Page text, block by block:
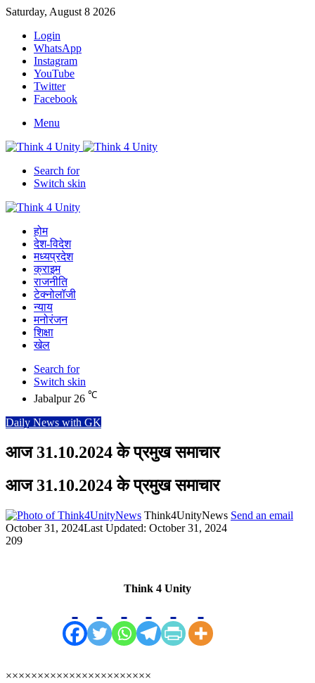
Saturday, August 8 2026
Login
WhatsApp
Instagram
YouTube
Twitter
Facebook
Menu
Search for
Switch skin
होम
देश-विदेश
मध्यप्रदेश
क्राइम
राजनीति
टेक्नोलॉजी
न्याय
मनोरंजन
शिक्षा
खेल
Search for
Switch skin
Jabalpur 26 ℃
Daily News with GK
आज 31.10.2024 के प्रमुख समाचार
आज 31.10.2024 के प्रमुख समाचार
Think4UnityNews Send an email
October 31, 2024Last Updated: October 31, 2024
209
Think 4 Unity
×××××××××××××××××××××××